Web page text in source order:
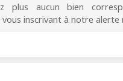
plus aucun bien
inscrivant à notre alerte